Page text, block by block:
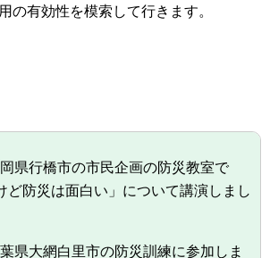
の有効性を模索して行きます。
県行橋市の市民企画の防災教室で
ど防災は面白い」について講演しまし
県大網白里市の防災訓練に参加しま